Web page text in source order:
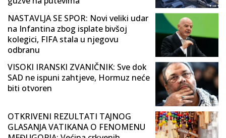
NASTAVLJA SE SPOR: Novi veliki udar
na Infantina zbog isplate bivšoj
kolegici, FIFA stala u njegovu
odbranu
VISOKI IRANSKI ZVANIČNIK: Sve dok
SAD ne ispuni zahtjeve, Hormuz neće
biti otvoren
OTKRIVENI REZULTATI TAJNOG
GLASANJA VATIKANA O FENOMENU